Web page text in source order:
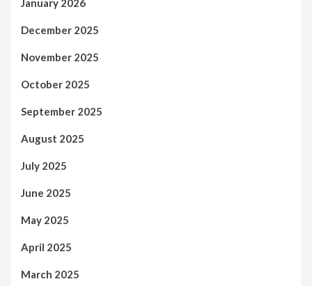
January 2026
December 2025
November 2025
October 2025
September 2025
August 2025
July 2025
June 2025
May 2025
April 2025
March 2025